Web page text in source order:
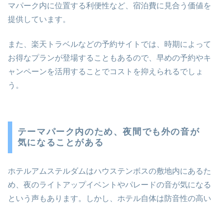
マパーク内に位置する利便性など、宿泊費に見合う価値を
提供しています。
また、楽天トラベルなどの予約サイトでは、時期によって
お得なプランが登場することもあるので、早めの予約やキ
ャンペーンを活用することでコストを抑えられるでしょ
う。
テーマパーク内のため、夜間でも外の音が
気になることがある
ホテルアムステルダムはハウステンボスの敷地内にあるた
め、夜のライトアップイベントやパレードの音が気になる
という声もあります。しかし、ホテル自体は防音性の高い